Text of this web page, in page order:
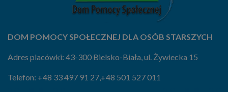
DOM POMOCY SPOŁECZNEJ DLA OSÓB STARSZYCH
Adres placówki: 43-300 Bielsko-Biała, ul. Żywiecka 15
Telefon: +48 33 497 91 27,+48 501 527 011